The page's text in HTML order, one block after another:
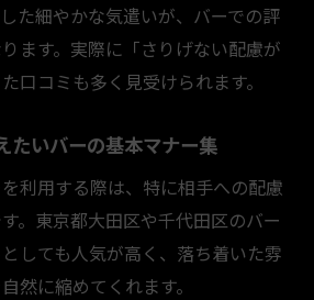
た細やかな気遣いが、バーでの評
ます。実際に「さりげない配慮が
口コミも多く見受けられます。
たいバーの基本マナー集
利用する際は、特に相手への配慮
。東京都大田区や千代田区のバー
しても人気が高く、落ち着いた雰
然に縮めてくれます。